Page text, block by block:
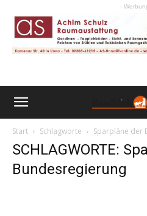
-
Start Schlagworte Sparpläne der
SCHLAGWORTE:
Bundesregierung